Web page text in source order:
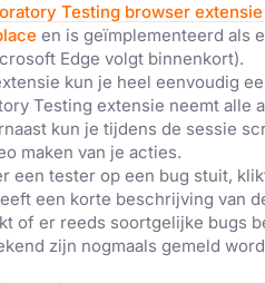
Testing browser extensie
en is geïmplementeerd als
Edge volgt binnenkort).
kun je heel eenvoudig
Testing extensie neemt
kun je tijdens de sessie
maken van je acties.
een tester op een bug stuit,
een korte beschrijving van
of er reeds soortgelijke bugs
zijn nogmaals gemeld
maakt gebruik van